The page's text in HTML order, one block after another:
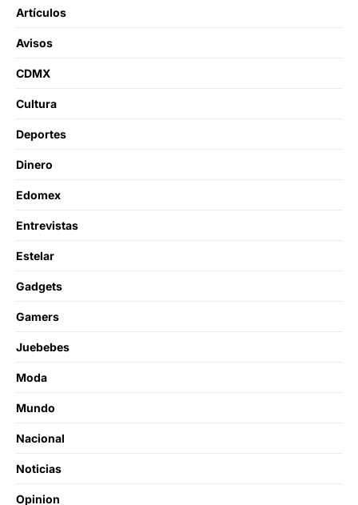
Artículos
Avisos
CDMX
Cultura
Deportes
Dinero
Edomex
Entrevistas
Estelar
Gadgets
Gamers
Juebebes
Moda
Mundo
Nacional
Noticias
Opinion